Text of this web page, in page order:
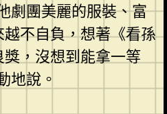
劇團美麗的服裝、富
不自負，想著《看孫
，沒想到能拿一等
地說。